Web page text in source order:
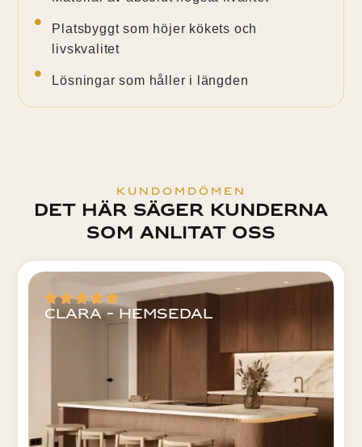
Platsbyggt som höjer kökets och
livskvalitet
Lösningar som håller i längden
Kundomdömen
Det här säger kunderna
som anlitat oss
Clara - Hemsedal